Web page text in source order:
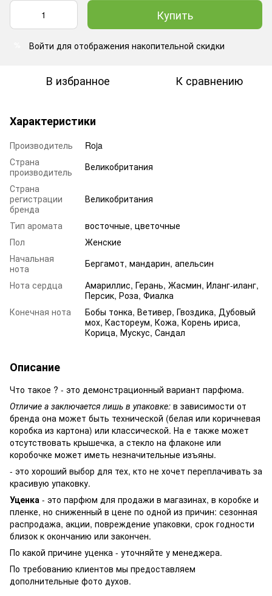
Купить
Войти для отображения накопительной скидки
В избранное К сравнению
Характеристики
Производитель
Roja
Страна
производитель
Великобритания
Страна
регистрации
бренда
Великобритания
Тип аромата
восточные, цветочные
Пол
Женские
Начальная
нота
Бергамот, мандарин, апельсин
Нота сердца
Амариллис, Герань, Жасмин, Иланг-иланг,
Персик, Роза, Фиалка
Конечная нота
Бобы тонка, Ветивер, Гвоздика, Дубовый
мох, Кастореум, Кожа, Корень ириса,
Корица, Мускус, Сандал
Описание
Что такое ? - это демонстрационный вариант парфюма.
Отличие а заключается лишь в упаковке: в зависимости от
бренда она может быть технической (белая или коричневая
коробка из картона) или классической. На е также может
отсутствовать крышечка, а стекло на флаконе или
коробочке может иметь незначительные изъяны.
- это хороший выбор для тех, кто не хочет переплачивать за
красивую упаковку.
Уценка - это парфюм для продажи в магазинах, в коробке и
пленке, но сниженный в цене по одной из причин: сезонная
распродажа, акции, повреждение упаковки, срок годности
близок к окончанию или закончен.
По какой причине уценка - уточняйте у менеджера.
По требованию клиентов мы предоставляем
дополнительные фото духов.